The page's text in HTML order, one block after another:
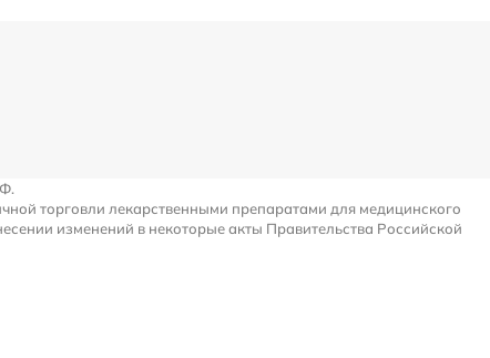
торговли лекарственными препаратами для медицинского
изменений в некоторые акты Правительства Российской